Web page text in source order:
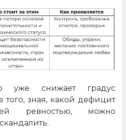
уже снижает градус
зная, какой дефицит
ревностью, можно